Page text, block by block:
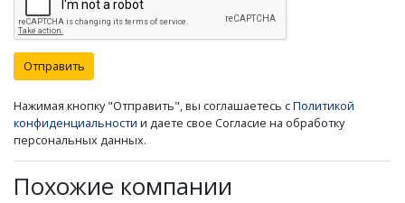
Отправить
Нажимая кнопку "Отправить", вы соглашаетесь сПолитикой
конфиденциальности и даете свое Согласие на обработку
персональных данных.
Похожие компании